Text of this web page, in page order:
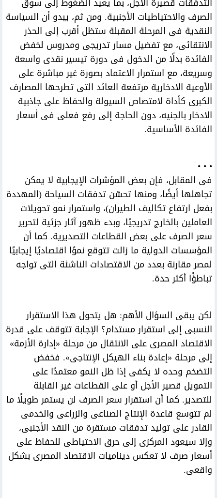
الصرف والاحتياطيات الأجنبية. ومن ثم، يبدو أن السياسة
النقدية فى المرحلة المقبلة ستظل أقرب إلى الحذر
الانتقائى، مع تفضيل مسار تدريجى ومدروس لخفض
الفائدة بدلًا من الدخول فى دورة تيسير نقدى واسعة
وسريعة، مع استمرار الاعتماد بصورة غير مباشرة على
الأوعية الادخارية مرتفعة العائد التى تطرحها المصارف
الكبرى كأداة لامتصاص السيولة والحفاظ على جاذبية
الادخار بالجنيه، دون الحاجة إلى رفع فعلى فى أسعار
الفائدة الأساسية.
• • •
فى المقابل، فإن بعض المؤشرات الإيجابية لا يمكن
تجاهلها أيضًا، ومنها تحسّن تدفقات السياحة (المهددة
بفعل ارتفاع تكاليف الطيران)، واستمرار نمو تحويلات
العاملين بالخارج تدريجيًا، وبدء ظهور آثار جزئية لتحرير
سعر الصرف على بعض القطاعات التصديرية. كما أن
المؤسسات الدولية ما زالت تتوقع نموًا اقتصاديًا إيجابيًا
لمصر مقارنة بعدد من الاقتصادات الناشئة التى تواجه
تباطؤًا أكثر حدة.
لكن يبقى السؤال الأهم: هل يتحول هذا الاستقرار
النسبى إلى استقرار مستدام؟ الإجابة تتوقف على قدرة
الاقتصاد المصرى على الانتقال من مرحلة «إدارة الأزمة»
إلى مرحلة «إعادة بناء الهيكل الإنتاجى». فخفض
التضخم وحده لا يكفى إذا ظل النمو معتمدًا على
التمويل قصير الأجل أو على القطاعات غير القابلة
للتصدير. كما أن استقرار سعر الصرف لن يستمر طويلًا ما
لم تتوسع قاعدة الإنتاج الصناعى والزراعى والخدمى
القادر على توليد تدفقات مستقرة من النقد الأجنبى،
وإلا سيعود المركزى إلى حرق الاحتياطى للحفاظ على
أسعار صرف لا تعكس ديناميات الاقتصاد المصرى بشكل
واقعى.